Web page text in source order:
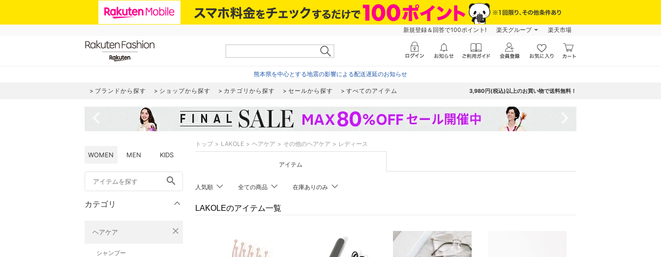
新規登録＆回答で100ポイント! 楽天グループ 楽天市場
熊本県を中心とする地震の影響による配送遅延のお知らせ
ブランドから探す ショップから探す カテゴリから探す セールから探す すべてのアイテム 3,980円(税込)以上のお買い物で送料無料！
WOMEN MEN KIDS
search
カテゴリ
ヘアケア close
シャンプー
トップ LAKOLE ヘアケア その他のヘアケア レディース
アイテム
人気順 全ての商品 在庫ありのみ
LAKOLEのアイテム一覧